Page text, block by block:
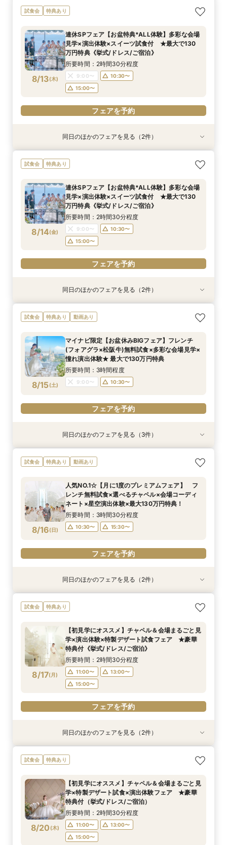
8/12(水)
【しっかりお見積り比較×何でも相談】安心ブラ
イダル相談会 ★豪華特典付（挙式/ドレス/ご宿
所要時間：2時間30分程度
11:00〜
13:00〜
15:00〜
フェアを予約
8/12(水)
【最短1ヶ月の準備OK☆】少人数ウエディング相
談フェア（10名/57万円～）
11:00〜 15:00〜
フェアを予約
試食会 特典あり
8/13(木)
連休SPフェア【お盆特典*ALL体験】多彩な会場
見学×演出体験×スイーツ試食付 ★最大で130
万円特典《挙式/ドレス/ご宿泊》
所要時間：2時間30分程度
9:00〜
10:30〜
15:00〜
フェアを予約
特典あり
8/13(木)
【しっかりお見積り比較×何でも相談】安心ブラ
イダル相談会 ★豪華特典付（挙式/ドレス/ご宿
所要時間：2時間30分程度
11:00〜
13:00〜
15:00〜
フェアを予約
特典あり
8/13(木)
【最短1ヶ月の準備OK☆】少人数ウエディング相
談フェア（10名/57万円～）
11:00〜 15:00〜
フェアを予約
同日のほかのフェアを見る（2件）
試食会 特典あり
8/14(金)
連休SPフェア【お盆特典*ALL体験】多彩な会場
見学×演出体験×スイーツ試食付 ★最大で130
万円特典《挙式/ドレス/ご宿泊》
所要時間：2時間30分程度
9:00〜
10:30〜
15:00〜
フェアを予約
特典あり
8/14(金)
【しっかりお見積り比較×何でも相談】安心ブラ
イダル相談会 ★豪華特典付（挙式/ドレス/ご宿
所要時間：2時間30分程度
11:00〜
13:00〜
15:00〜
特典あり
8/14(金)
【最短1ヶ月の準備OK☆】少人数ウエディング相
談フェア（10名/57万円～）
11:00〜 15:00〜
フェアを予約
同日のほかのフェアを見る（2件）
試食会 特典あり 動画あり
8/15(土)
マイナビ限定【お盆休みBIGフェア】フレンチ
(フォアグラ×松阪牛)無料試食×多彩な会場見学×
憧れ演出体験★ 最大で130万円特典
所要時間：3時間程度
9:00〜 10:30〜
フェアを予約
特典あり
8/15( 土 )
連休SPフェア【お盆特典*ALL体験】多彩な会場
見学×演出体験×スイーツ試食付 ★最大で130
所要時間：2時間30分程度
9:00〜
10:30〜
15:00〜
特典あり
8/15( 土 )
【しっかりお見積り比較×何でも相談】安心ブラ
イダル相談会 ★豪華特典付（挙式/ドレス/ご宿
所要時間：2時間30分程度
11:00〜
13:00〜
15:00〜
特典あり
8/15( 土 )
【最短1ヶ月の準備OK☆】少人数ウエディング相
談フェア（10名/57万円～）
11:00〜 15:00〜
フェアを予約
同日のほかのフェアを見る（3件）
試食会 特典あり 動画あり
8/16(日)
人気NO.1☆【月に1度のプレミアムフェア】 フ
レンチ無料試食×選べるチャペル×会場コーディ
ネート×星空演出体験×最大130万円特典！
所要時間：3時間30分程度
10:30〜 15:30〜
フェアを予約
特典あり
8/16 (日)
【しっかりお見積り比較×何でも相談】安心ブラ
イダル相談会 ★豪華特典付（挙式/ドレス/ご宿
所要時間：2時間30分程度
11:00〜
13:00〜
15:00〜
フェアを予約
特典あり
8/16 (日)
【最短1ヶ月の準備OK☆】少人数ウエディング相
談フェア（10名/57万円～）
11:00〜 15:00〜
フェアを予約
同日のほかのフェアを見る（2件）
試食会 特典あり
8/17(月)
【初見学にオススメ】チャペル＆会場まるごと見
学×演出体験×特製デザート試食フェア ★豪華
特典付《挙式/ドレス/ご宿泊》
所要時間：2時間30分程度
11:00〜
13:00〜
15:00〜
フェアを予約
特典あり
8/17(月)
【しっかりお見積り比較×何でも相談】安心ブラ
イダル相談会 ★豪華特典付（挙式/ドレス/ご宿
所要時間：2時間30分程度
11:00〜
13:00〜
15:00〜
フェアを予約
特典あり
8/17(月)
【最短1ヶ月の準備OK☆】少人数ウエディング相
談フェア（10名/57万円～）
11:00〜 15:00〜
フェアを予約
同日のほかのフェアを見る（2件）
試食会 特典あり
8/20 (木)
【初見学にオススメ】チャペル＆会場まるごと見
学×特製デザート試食×演出体験フェア ★豪華
特典付（挙式/ドレス/ご宿泊）
所要時間：2時間30分程度
11:00〜
13:00〜
15:00〜